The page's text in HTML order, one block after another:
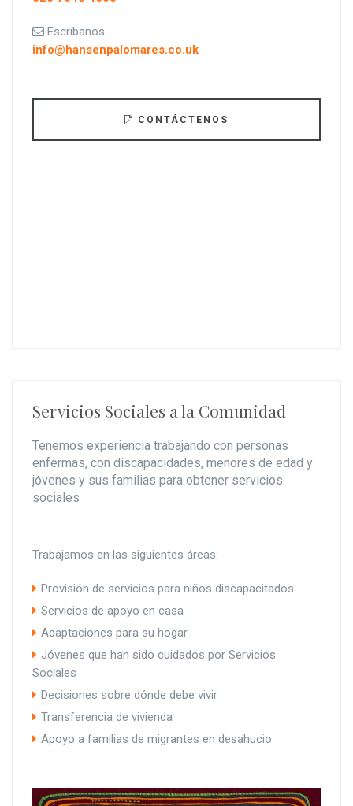
Escríbanos
info@hansenpalomares.co.uk
CONTÁCTENOS
Servicios Sociales a la Comunidad
Tenemos experiencia trabajando con personas
enfermas, con discapacidades, menores de edad y
jóvenes y sus familias para obtener servicios
sociales
Trabajamos en las siguientes áreas:
Provisión de servicios para niños discapacitados
Servicios de apoyo en casa
Adaptaciones para su hogar
Jóvenes que han sido cuidados por Servicios
Sociales
Decisiones sobre dónde debe vivir
Transferencia de vivienda
Apoyo a familias de migrantes en desahucio